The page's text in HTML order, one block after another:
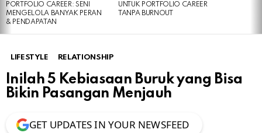
PORTFOLIO CAREER: SENI
MENGELOLA BANYAK PERAN
& PENDAPATAN
UNTUK PORTFOLIO CAREER
TANPA BURNOUT
LIFESTYLE RELATIONSHIP
Inilah 5 Kebiasaan Buruk yang Bisa
Bikin Pasangan Menjauh
GET UPDATES IN YOUR NEWSFEED